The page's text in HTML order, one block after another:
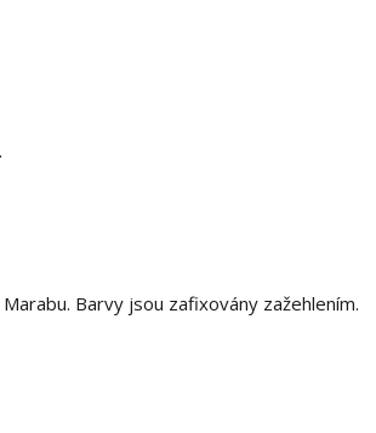
Barvy jsou zafixovány zažehlením.